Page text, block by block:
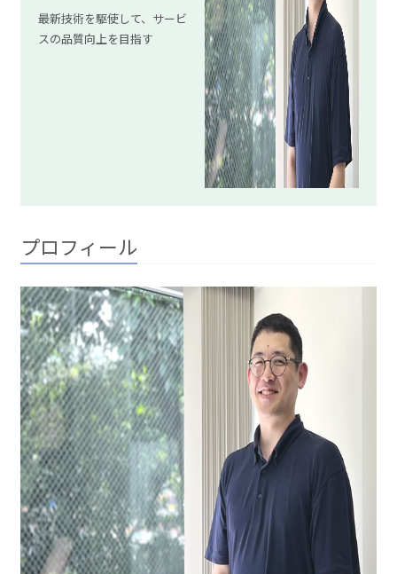
最新技術を駆使して、サービ
スの品質向上を目指す
プロフィール